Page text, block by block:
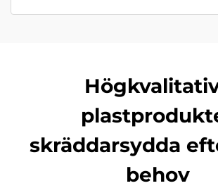
skräddarsydda
behov